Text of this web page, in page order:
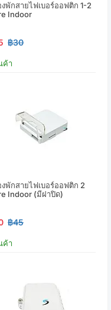
พักสายไฟเบอร์ออฟติก 1-2
Indoor
฿30
ค้า
พักสายไฟเบอร์ออฟติก 2
Indoor (มีฝาปิด)
฿45
ค้า